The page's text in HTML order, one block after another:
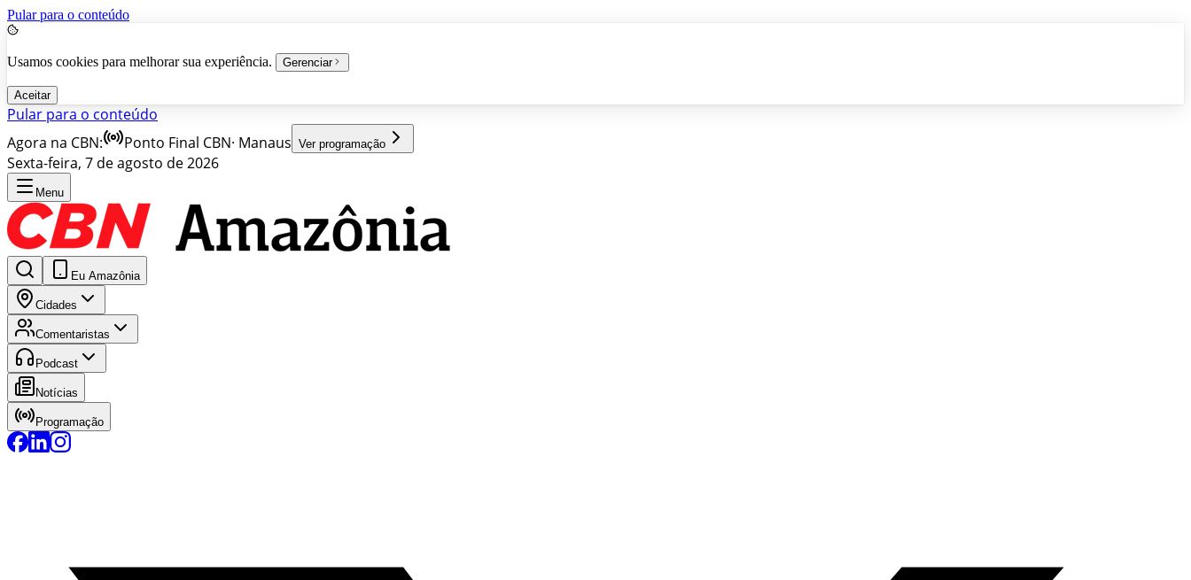
Pular para o conteúdo
Usamos cookies para melhorar sua experiência. Gerenciar
Aceitar
Pular para o conteúdo
Agora na CBN:
Ponto Final CBN· Manaus Ver programação
Sexta-feira, 7 de agosto de 2026
Menu
Eu Amazônia
Cidades
Comentaristas
Podcast
Notícias
Programação